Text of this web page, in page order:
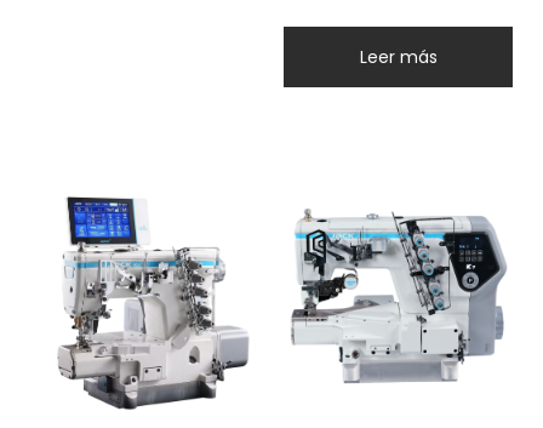
Leer más